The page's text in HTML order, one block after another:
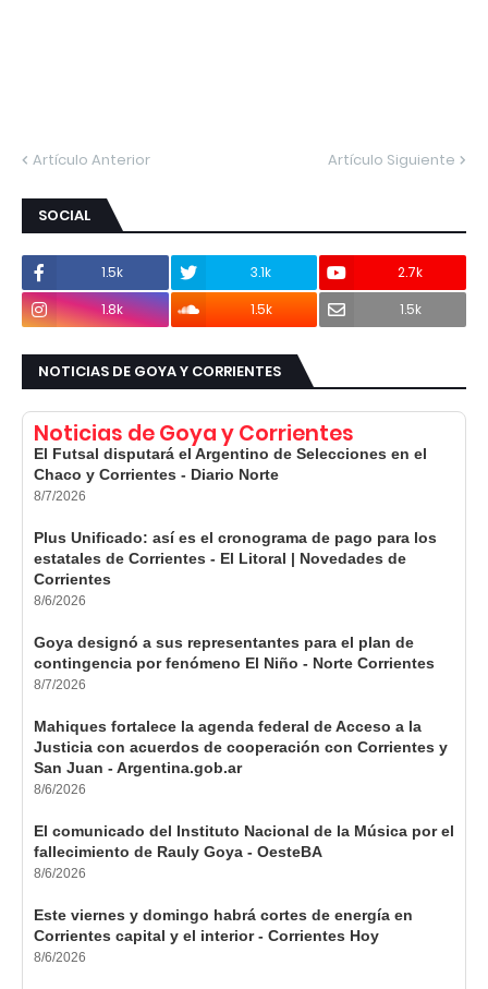
Artículo Anterior Artículo Siguiente
SOCIAL
1.5k 3.1k
2.7k
1.8k
1.5k 1.5k
NOTICIAS DE GOYA Y CORRIENTES
Noticias de Goya y Corrientes
El Futsal disputará el Argentino de Selecciones en el
Chaco y Corrientes - Diario Norte
8/7/2026
Plus Unificado: así es el cronograma de pago para los
estatales de Corrientes - El Litoral | Novedades de
Corrientes
8/6/2026
Goya designó a sus representantes para el plan de
contingencia por fenómeno El Niño - Norte Corrientes
8/7/2026
Mahiques fortalece la agenda federal de Acceso a la
Justicia con acuerdos de cooperación con Corrientes y
San Juan - Argentina.gob.ar
8/6/2026
El comunicado del Instituto Nacional de la Música por el
fallecimiento de Rauly Goya - OesteBA
8/6/2026
Este viernes y domingo habrá cortes de energía en
Corrientes capital y el interior - Corrientes Hoy
8/6/2026